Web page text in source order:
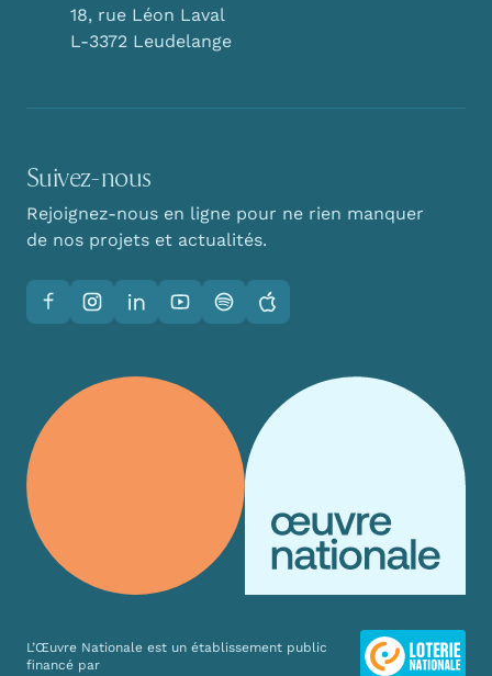
18, rue Léon Laval
L-3372 Leudelange
Suivez-nous
Rejoignez-nous en ligne pour ne rien manquer
de nos projets et actualités.
FacebookInstagramLinkedInYouTubeSpotifyApple
L’Œuvre Nationale est un établissement public
financé par